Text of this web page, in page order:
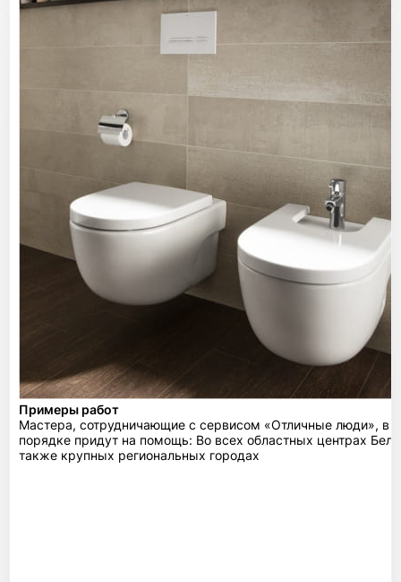
Примеры работ
Мастера, сотрудничающие с сервисом «Отличные люди», в
порядке придут на помощь: Во всех областных центрах
также крупных региональных городах